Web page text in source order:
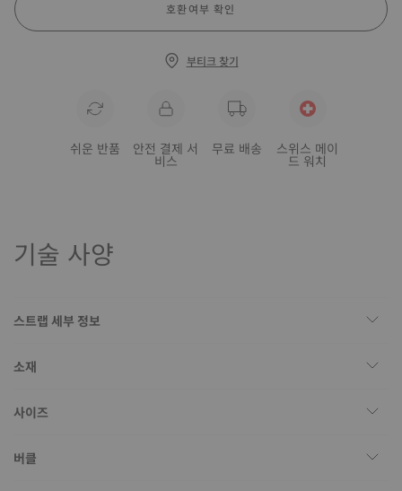
호환여부 확인
부티크 찾기
쉬운 반품 안전 결제 서
비스
무료 배송 스위스 메이
드 워치
기술 사양
스트랩 세부 정보
소재
사이즈
버클